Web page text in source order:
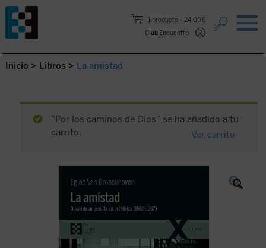
1 producto
24,00€
Club Encuentro
Saltar al contenido.
Inicio > Libros > La amistad
“Por los caminos de Dios” se ha añadido a tu
carrito.
Ver carrito